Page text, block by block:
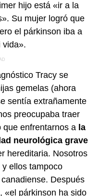
hijo está «ir a la
Su mujer logró que
el párkinson iba a
vida».
Tracy se
gemelas (ahora
sentía extrañamente
preocupaba traer
que enfrentarnos a la
neurológica grave
hereditaria. Nosotros
ellos tampoco
Después
«el párkinson ha sido